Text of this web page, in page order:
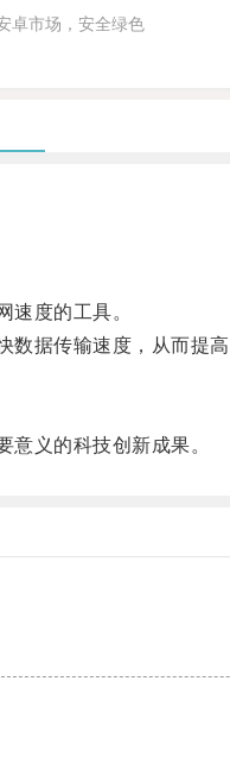
卓市场，安全绿色
度的工具。
据传输速度，从而提高
义的科技创新成果。